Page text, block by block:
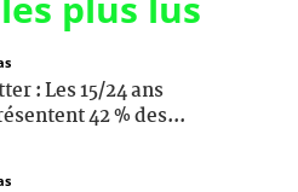
: Les 15/24 ans
42 % des...